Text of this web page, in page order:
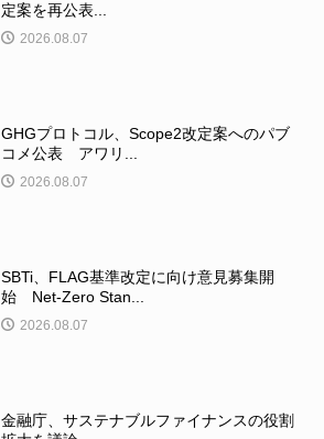
定案を再公表...
2026.08.07
GHGプロトコル、Scope2改定案へのパブ
コメ公表 アワリ...
2026.08.07
SBTi、FLAG基準改定に向け意見募集開
始 Net-Zero Stan...
2026.08.07
金融庁、サステナブルファイナンスの役割